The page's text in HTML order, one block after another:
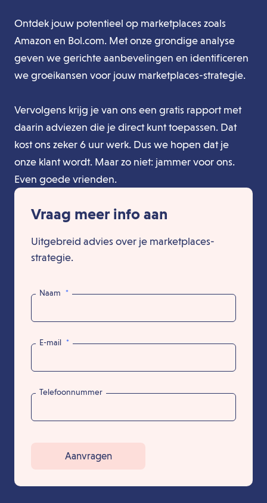
Ontdek jouw potentieel op marketplaces zoals
Amazon en Bol.com. Met onze grondige analyse
geven we gerichte aanbevelingen en identificeren
we groeikansen voor jouw marketplaces-strategie.
Vervolgens krijg je van ons een gratis rapport met
daarin adviezen die je direct kunt toepassen. Dat
kost ons zeker 6 uur werk. Dus we hopen dat je
onze klant wordt. Maar zo niet: jammer voor ons.
Even goede vrienden.
Vraag meer info aan
Uitgebreid advies over je marketplaces-
strategie.
Naam *
E-mail *
Telefoonnummer
Aanvragen